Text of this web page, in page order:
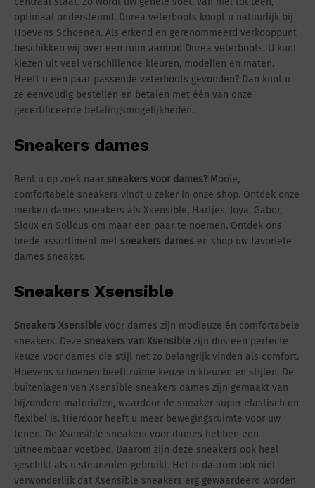
optimaal ondersteund. Durea veterboots koopt u natuurlijk bij
Hoevens Schoenen. Als erkend en gerenommeerd verkooppunt
beschikken wij over een ruim aanbod Durea veterboots. U kunt
kiezen uit veel verschillende kleuren, modellen en maten.
Heeft u een paar passende veterboots gevonden? Dan kunt u
ze eenvoudig bestellen en betalen met één van onze
gecertificeerde betalingsmogelijkheden.
Sneakers dames
Bent u op zoek naar sneakers voor dames? Mooie,
comfortabele sneakers vindt u zeker in onze shop. Ontdek onze
merken dames sneakers als Xsensible, Hartjes, Joya, Gabor,
Sioux en Solidus om maar een paar te noemen. Ontdek ons
brede assortiment met sneakers dames en shop uw favoriete
dames sneaker.
Sneakers Xsensible
Sneakers Xsensible voor dames zijn modieuze én comfortabele
sneakers. Deze sneakers van Xsensible zijn dus een perfecte
keuze voor dames die stijl net zo belangrijk vinden als comfort.
Hoevens schoenen heeft ruime keuze in kleuren en stijlen. De
buitenlagen van Xsensible sneakers dames zijn gemaakt van
bijzondere materialen, waardoor de sneaker super elastisch en
flexibel is. Hierdoor heeft u meer bewegingsruimte voor uw
tenen. De Xsensible sneakers voor dames hebben een
uitneembaar voetbed. Daarom zijn deze sneakers ook heel
geschikt als u steunzolen gebruikt. Het is daarom ook niet
verwonderlijk dat Xsensible sneakers erg gewaardeerd worden